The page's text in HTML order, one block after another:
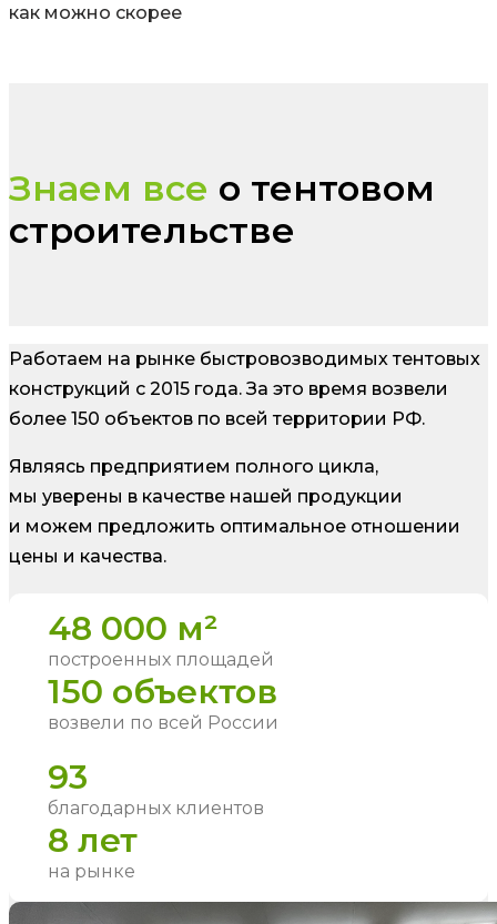
как можно скорее
Знаем все о тентовом
строительстве
Работаем на рынке быстровозводимых тентовых
конструкций с 2015 года. За это время возвели
более 150 объектов по всей территории РФ.
Являясь предприятием полного цикла,
мы уверены в качестве нашей продукции
и можем предложить оптимальное отношении
цены и качества.
48 000 м²
построенных площадей
150 объектов
возвели по всей России
93
благодарных клиентов
8 лет
на рынке